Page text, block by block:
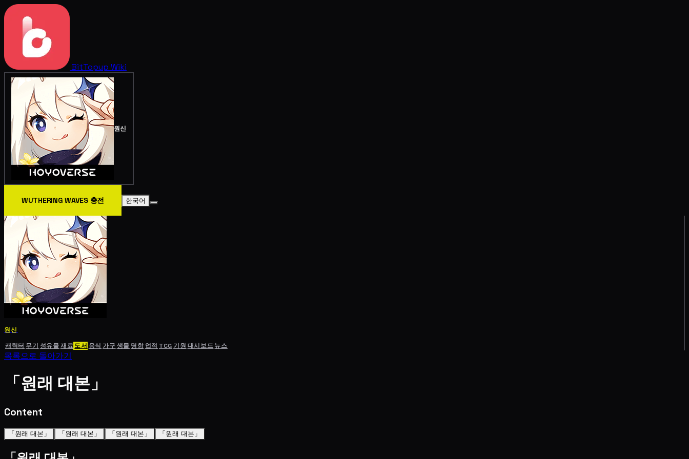
BitTopup Wiki
원신
WUTHERING WAVES 충전 한국어
원신
캐릭터 무기 성유물재료도서 음식 가구생물 명함 업적 TCG기원 대시보드뉴스
목록으로 돌아가기
「원래 대본」
Content
「원래 대본」 「원래 대본」 「원래 대본」 「원래 대본」